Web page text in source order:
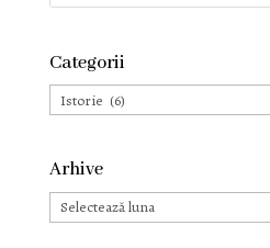
Categorii
Categorii
Arhive
Arhive